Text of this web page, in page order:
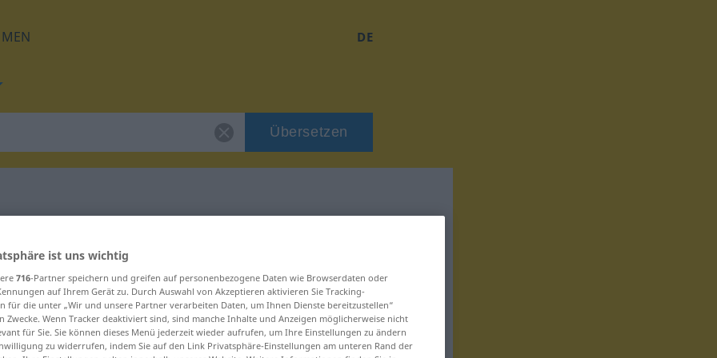
DE
Übersetzen
"urojony"
ist uns wichtig
716-Partner speichern und greifen auf personenbezogene Daten wie Browserdaten oder
auf Ihrem Gerät zu. Durch Auswahl von Akzeptieren aktivieren Sie Tracking-
für die unter „Wir und unsere Partner verarbeiten Daten, um Ihnen Dienste bereitzustellen“
Zwecke. Wenn Tracker deaktiviert sind, sind manche Inhalte und Anzeigen möglicherweise nicht
für Sie. Sie können dieses Menü jederzeit wieder aufrufen, um Ihre Einstellungen zu ändern
zu widerrufen, indem Sie auf den Link Privatsphäre-Einstellungen am unteren Rand der